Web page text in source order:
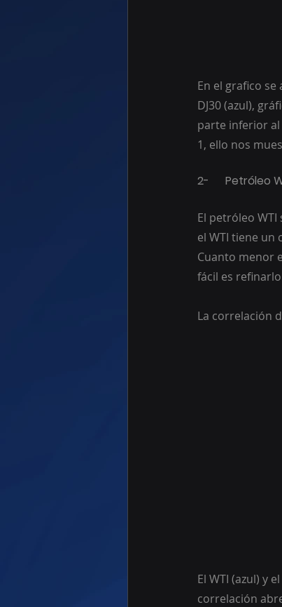
En el grafico
DJ30 (azul),
parte inferior al
1, ello nos
2-	Petróleo
El petróleo
el WTI tiene un
Cuanto menor
fácil es
La correlación
El WTI (azul) y
correlación